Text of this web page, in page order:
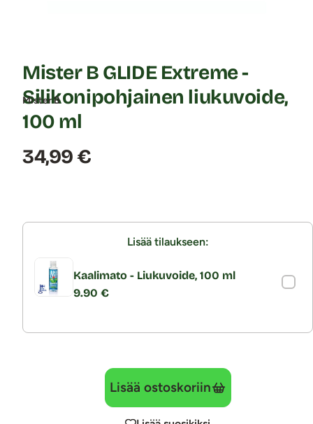
Mister B
Mister B GLIDE Extreme -
Silikonipohjainen liukuvoide,
100 ml
Hinta:
34,99 €
Lisää tilaukseen:
Kaalimato - Liukuvoide, 100 ml
9.90 €
Lisää ostoskoriin